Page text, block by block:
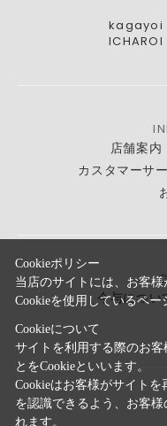
kagayoi
ICHAROI
店舗案内
カスタマーサ
今与につい
Cookieポリシー
当店のサイトには、お客様
Cookieを使用しているペ
Cookieについて
サイトを利用する際のお客
とをCookieといいます。
Cookieはお客様がサイト
を認識できるよう、お客
れます。